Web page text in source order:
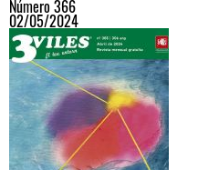
Número 366
02/05/2024